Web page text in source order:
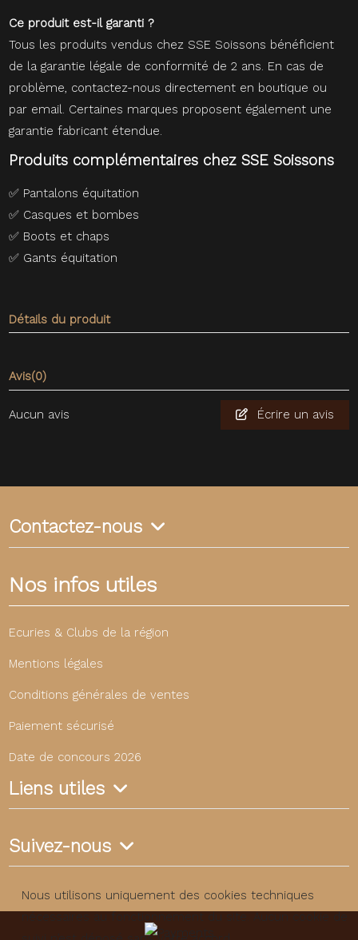
Ce produit est-il garanti ?
Tous les produits vendus chez SSE Soissons bénéficient
de la garantie légale de conformité de 2 ans. En cas de
problème, contactez-nous directement en boutique ou
par email. Certaines marques proposent également une
garantie fabricant étendue.
Produits complémentaires chez SSE Soissons
✅ Pantalons équitation
✅ Casques et bombes
✅ Boots et chaps
✅ Gants équitation
Détails du produit
Avis(0)
Aucun avis Écrire un avis
Contactez-nous
Nos infos utiles
Ecuries & Clubs de la région
Mentions légales
Conditions générales de ventes
Paiement sécurisé
Date de concours 2026
Liens utiles
Suivez-nous
Nous utilisons uniquement des cookies techniques
nécessaires au fonctionnement du site. Aucun cookie de